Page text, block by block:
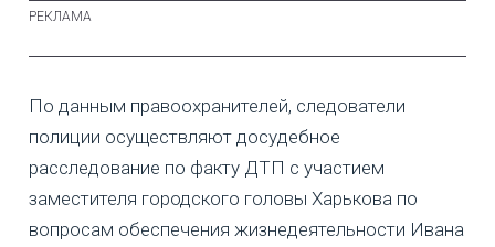
По данным правоохранителей, следователи
полиции осуществляют досудебное
расследование по факту ДТП с участием
заместителя городского головы Харькова по
вопросам обеспечения жизнедеятельности Ивана